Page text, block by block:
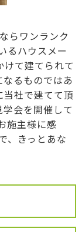
らワンランク
るハウスメー
て建てられて
るものではあ
社で建てて頂
会を開催して
施主様に感
、きっとあな